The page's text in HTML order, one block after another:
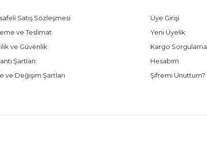
Satış Sözleşmesi
ve Teslimat
ve Güvenlik
Şartları
ve Değişim Şartları
Üye Girişi
Yeni Üyelik
Kargo Sorgulama
Hesabım
Şifremi Unuttum?